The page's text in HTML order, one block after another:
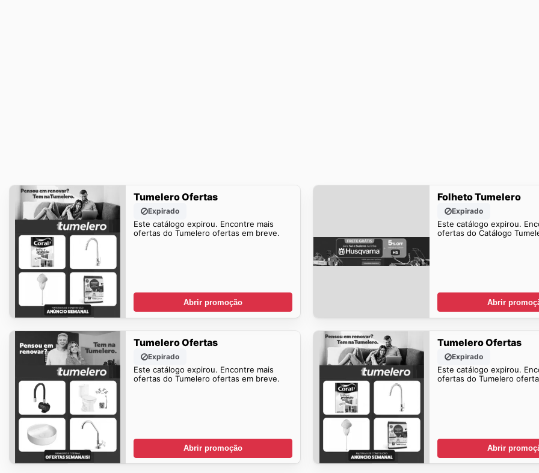
Tumelero Ofertas
Expirado
Este catálogo expirou. Encontre mais
ofertas do Tumelero ofertas em breve.
Abrir promoção
Folheto Tumelero
Expirado
Este catálogo expirou.
ofertas do Catálogo
Abrir
Tumelero Ofertas
Expirado
Este catálogo expirou. Encontre mais
ofertas do Tumelero ofertas em breve.
Abrir promoção
Tumelero Ofertas
Expirado
Este catálogo expirou.
ofertas do Tumelero
Abrir